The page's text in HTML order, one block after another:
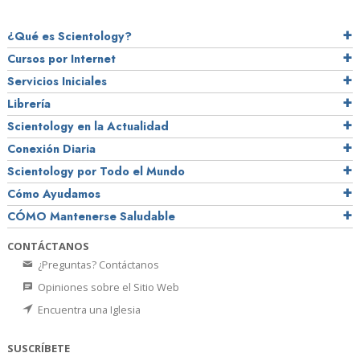
¿Qué es Scientology?
Cursos por Internet
Servicios Iniciales
Librería
Scientology en la Actualidad
Conexión Diaria
Scientology por Todo el Mundo
Cómo Ayudamos
CÓMO Mantenerse Saludable
CONTÁCTANOS
¿Preguntas? Contáctanos
Opiniones sobre el Sitio Web
Encuentra una Iglesia
SUSCRÍBETE